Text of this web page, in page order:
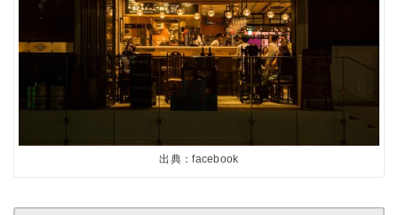
出典：facebook